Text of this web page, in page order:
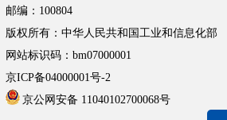
邮编：100804
版权所有：中华人民共和国工业和信息化部
网站标识码：bm07000001
京ICP备04000001号-2
京公网安备 11040102700068号